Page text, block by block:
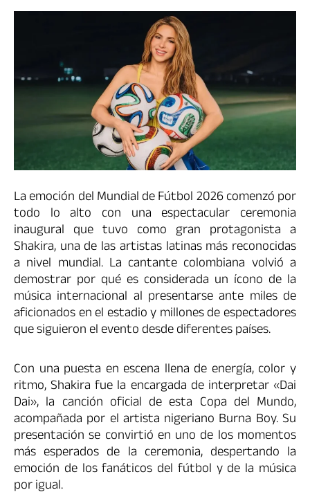
La emoción del Mundial de Fútbol 2026 comenzó por
todo lo alto con una espectacular ceremonia
inaugural que tuvo como gran protagonista a
Shakira, una de las artistas latinas más reconocidas
a nivel mundial. La cantante colombiana volvió a
demostrar por qué es considerada un ícono de la
música internacional al presentarse ante miles de
aficionados en el estadio y millones de espectadores
que siguieron el evento desde diferentes países.
Con una puesta en escena llena de energía, color y
ritmo, Shakira fue la encargada de interpretar «Dai
Dai», la canción oficial de esta Copa del Mundo,
acompañada por el artista nigeriano Burna Boy. Su
presentación se convirtió en uno de los momentos
más esperados de la ceremonia, despertando la
emoción de los fanáticos del fútbol y de la música
por igual.